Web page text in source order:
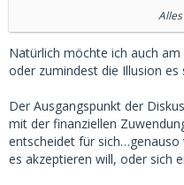
Ein SB zu sein sollte nur
Fall sein, eben während
Studium usw.
Damen auch, versuchen
vorzugaukeln. Und die
auch, sehen das genauso
man ja gewohnt ist
vorspielen zu müssen.
Natürlich möchte ich auch am
oder zumindest die Illusion es
Der Ausgangspunkt der
mit der finanziellen
entscheidet für
es akzeptieren will, oder sich